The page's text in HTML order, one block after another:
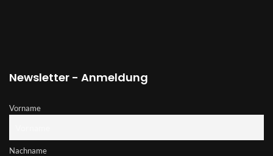
Newsletter - Anmeldung
Vorname
Nachname